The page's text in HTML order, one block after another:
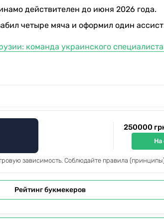
действителен до июня 2026 года.
четыре мяча и оформил один
команда украинского
250000
На
зависимость. Соблюдайте правила
Рейтинг букмекеров